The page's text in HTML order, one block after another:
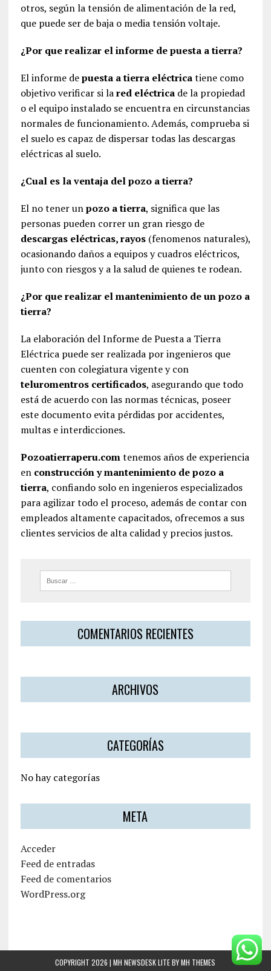
otros, según la tensión de alimentación de la red,
que puede ser de baja o media tensión voltaje.
¿Por que realizar el informe de puesta a tierra?
El informe depuesta a tierra eléctricatiene como
objetivo verificar si lared eléctricade la propiedad
o el equipo instalado se encuentra en circunstancias
normales de funcionamiento. Además, comprueba si
el suelo es capaz de dispersar todas las descargas
eléctricas al suelo.
¿Cual es la ventaja del pozo a tierra?
El no tener unpozo a tierra, significa que las
personas pueden correr un gran riesgo de
descargas eléctricas, rayos(fenomenos naturales),
ocasionando daños a equipos y cuadros eléctricos,
junto con riesgos y a la salud de quienes te rodean.
¿Por que realizar el mantenimiento de un pozo a
tierra?
La elaboración del Informe de Puesta a Tierra
Eléctrica puede ser realizada por ingenieros que
cuenten con colegiatura vigente y con
teluromentros certificados, asegurando que todo
está de acuerdo con las normas técnicas, poseer
este documento evita pérdidas por accidentes,
multas e interdicciones.
Pozoatierraperu.comtenemos años de experiencia
en construcción y mantenimiento de pozo a
tierra, confiando solo en ingenieros especializados
para agilizar todo el proceso, además de contar con
empleados altamente capacitados, ofrecemos a sus
clientes servicios de alta calidad y precios justos.
COMENTARIOS RECIENTES
ARCHIVOS
CATEGORÍAS
No hay categorías
META
Acceder
Feed de entradas
Feed de comentarios
WordPress.org
COPYRIGHT 2026 | MH NEWSDESK LITE BYMH THEMES